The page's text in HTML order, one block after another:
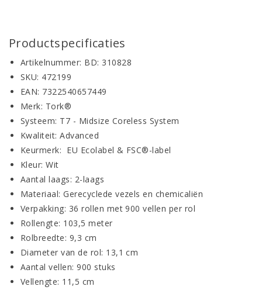
Productspecificaties
Artikelnummer: BD: 310828
SKU: 472199
EAN: 7322540657449
Merk: Tork®
Systeem: T7 - Midsize Coreless System
Kwaliteit: Advanced
Keurmerk: EU Ecolabel & FSC®-label
Kleur: Wit
Aantal laags: 2-laags
Materiaal: Gerecyclede vezels en chemicaliën
Verpakking: 36 rollen met 900 vellen per rol
Rollengte: 103,5 meter
Rolbreedte: 9,3 cm
Diameter van de rol: 13,1 cm
Aantal vellen: 900 stuks
Vellengte: 11,5 cm